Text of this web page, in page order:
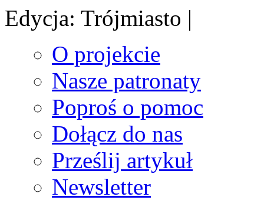
Edycja: Trójmiasto |
O projekcie
Nasze patronaty
Poproś o pomoc
Dołącz do nas
Prześlij artykuł
Newsletter